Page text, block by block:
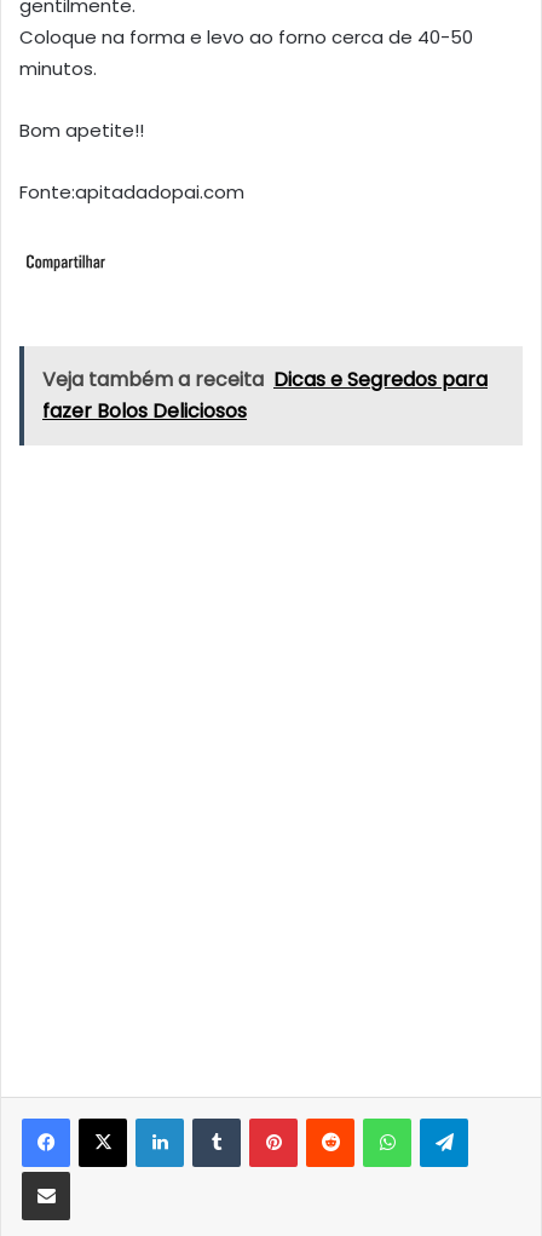
gentilmente.
Coloque na forma e levo ao forno cerca de 40-50
minutos.
Bom apetite!!
Fonte:apitadadopai.com
Veja também a receita Dicas e Segredos para
fazer Bolos Deliciosos
LinkedInTumblrPinterestReddit WhatsApp
Partilhar Via Email